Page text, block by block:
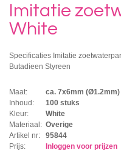
Imitatie
White
Specificaties Imitatie
Butadieen Styreen
Maat:
ca. 7x6mm (Ø1.2mm)
Inhoud:
100 stuks
Kleur:
White
Materiaal: Overige
Artikel nr:
95844
Prijs:
Inloggen voor prijzen